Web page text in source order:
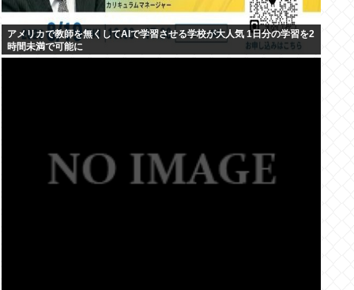
アメリカで教師を無くしてAIで学習させる学校が大人気 1日分の学習を2
時間未満で可能に